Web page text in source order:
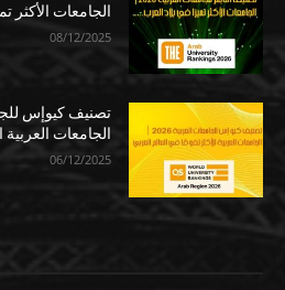
الجامعات الأكثر
08/12/2025
الجامعات العربية
06/12/2025